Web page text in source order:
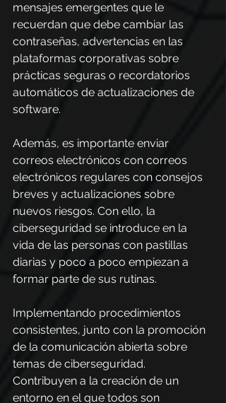
mensajes emergentes que le
recuerdan que debe cambiar las
contraseñas, advertencias en las
plataformas corporativas sobre
prácticas seguras o recordatorios
automáticos de actualizaciones de
software.
Además, es importante enviar
correos electrónicos con correos
electrónicos regulares con consejos
breves y actualizaciones sobre
nuevos riesgos. Con ello, la
ciberseguridad se introduce en la
vida de las personas con pastillas
diarias y poco a poco empiezan a
formar parte de sus rutinas.
Implementando procedimientos
consistentes, junto con la promoción
de la comunicación abierta sobre
temas de ciberseguridad.
Contribuyen a la creación de un
entorno en el que todos son